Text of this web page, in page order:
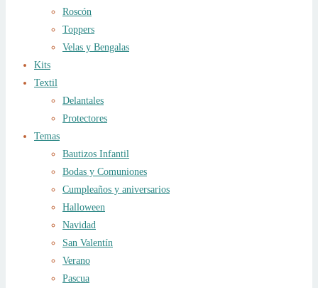
Roscón
Toppers
Velas y Bengalas
Kits
Textil
Delantales
Protectores
Temas
Bautizos Infantil
Bodas y Comuniones
Cumpleaños y aniversarios
Halloween
Navidad
San Valentín
Verano
Pascua